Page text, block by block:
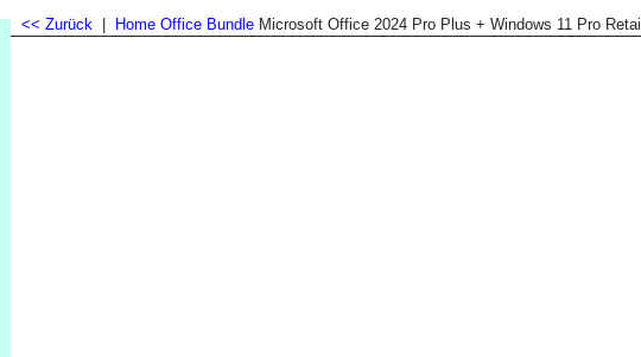
<< Zurück Home Office Bundle Microsoft Office 2024 Pro Plus + Windows 11 Pro Retail